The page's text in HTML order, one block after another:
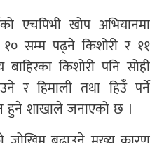
एचपिभी खोप अभियानमा
सम्म पढ्ने किशोरी र ११
बाहिरका किशोरी पनि सोही
र हिमाली तथा हिउँ पर्ने
हुने शाखाले जनाएको छ ।
जोखिम बढाउने मुख्य कारण